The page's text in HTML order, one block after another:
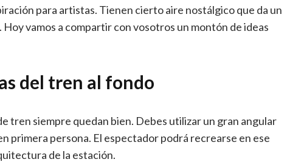
para artistas. Tienen cierto aire nostálgico que da un
vamos a compartir con vosotros un montón de ideas
del tren al fondo
tren siempre quedan bien. Debes utilizar un gran angular
primera persona. El espectador podrá recrearse en ese
de la estación.